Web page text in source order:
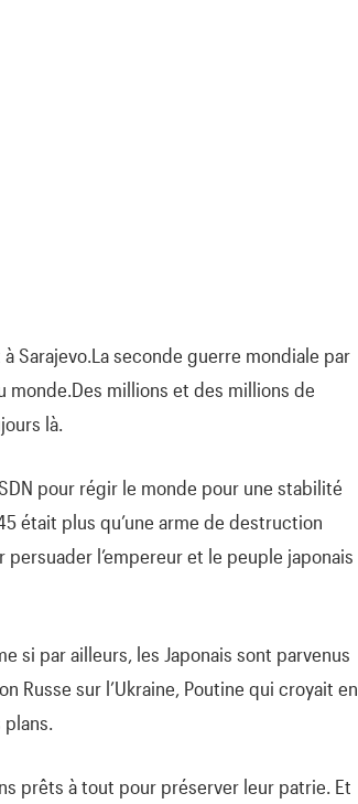
Sarajevo.La seconde guerre mondiale par
monde.Des millions et des millions de
là.
pour régir le monde pour une stabilité
était plus qu’une arme de destruction
l’empereur et le peuple japonais
si par ailleurs, les Japonais sont parvenus
Russe sur l’Ukraine, Poutine qui croyait en
plans.
prêts à tout pour préserver leur patrie. Et